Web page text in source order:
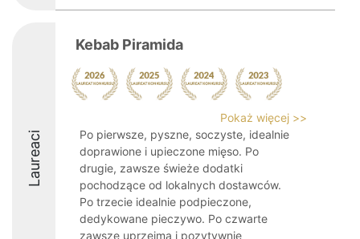
Laureaci
Kebab Piramida
Pokaż więcej >>
Po pierwsze, pyszne, soczyste, idealnie
doprawione i upieczone mięso. Po
drugie, zawsze świeże dodatki
pochodzące od lokalnych dostawców.
Po trzecie idealnie podpieczone,
dedykowane pieczywo. Po czwarte
zawsze uprzejma i pozytywnie